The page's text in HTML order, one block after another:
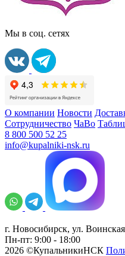
Мы в соц. сетях
О компании Новости
Сотрудничество ЧаВо
8 800 500 52 25
info@kupalniki-nsk.ru
г. Новосибирск, ул.
Пн-пт: 9:00 - 18:00
2026 ©КупальникиНСК